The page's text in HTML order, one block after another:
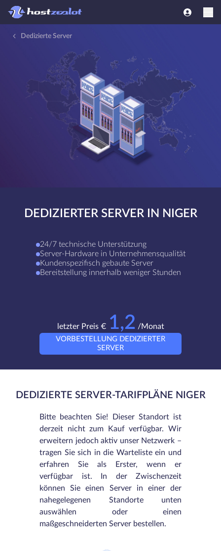
Dedizierte Server
DEDIZIERTER SERVER IN NIGER
24/7 technische Unterstützung
Server-Hardware in Unternehmensqualität
Kundenspezifisch gebaute Server
Bereitstellung innerhalb weniger Stunden
letzter Preis € 1,2 /Monat
VORBESTELLUNG DEDIZIERTER
SERVER
DEDIZIERTE SERVER-TARIFPLÄNE NIGER
Bitte beachten Sie! Dieser Standort ist
derzeit nicht zum Kauf verfügbar. Wir
erweitern jedoch aktiv unser Netzwerk –
tragen Sie sich in die Warteliste ein und
erfahren Sie als Erster, wenn er
verfügbar ist. In der Zwischenzeit
können Sie einen Server in einer der
nahegelegenen Standorte unten
auswählen oder einen
maßgeschneiderten Server bestellen.